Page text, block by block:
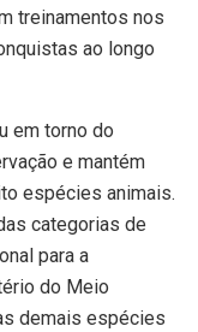
treinamentos nos
ao longo
em torno do
e mantém
espécies animais.
categorias de
para a
do Meio
demais espécies